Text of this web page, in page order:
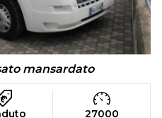
mansardato
27000